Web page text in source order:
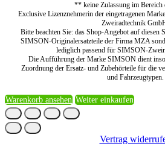
** keine Zulassung im
Exclusive Lizenznehmerin der eingetragenen
Zweiradtechnik
Bitte beachten Sie: das Shop-Angebot auf diesen
SIMSON-Originalersatzteile der Firma MZA
lediglich passend für SIMSON-
Die Aufführung der Marke SIMSON dient
Zuordnung der Ersatz- und Zubehörteile für die
und Fahrzeugtypen.
Warenkorb ansehen Weiter einkaufen
Vertrag